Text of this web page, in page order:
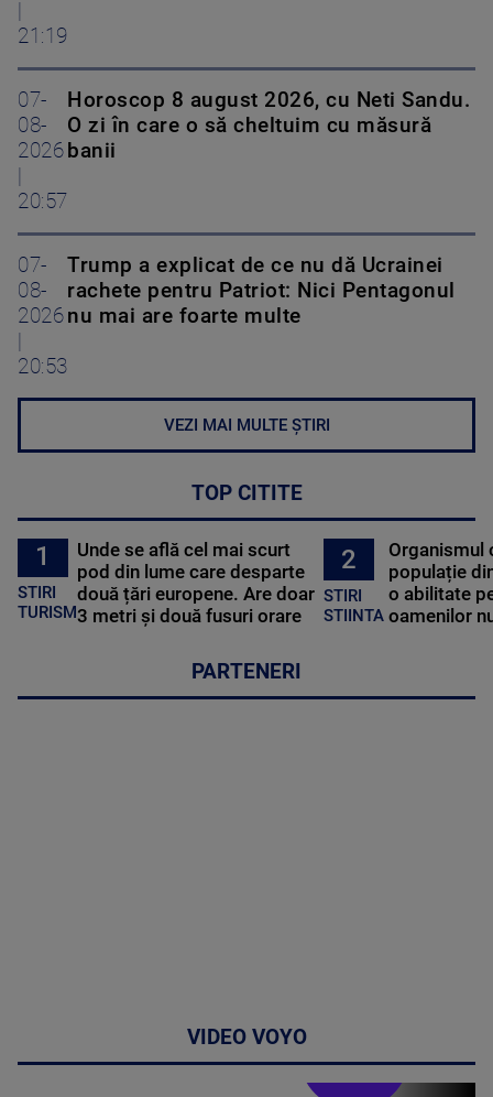
21:19
07-
08-
2026
20:57
Horoscop 8 august 2026, cu Neti Sandu.
O zi în care o să cheltuim cu măsură
banii
07-
08-
2026
20:53
Trump a explicat de ce nu dă Ucrainei
rachete pentru Patriot: Nici Pentagonul
nu mai are foarte multe
VEZI MAI MULTE ȘTIRI
TOP CITITE
1
STIRI
TURISM
Unde se află cel mai scurt
pod din lume care desparte
două țări europene. Are doar
3 metri și două fusuri orare
2
STIRI
STIINTA
Organismul
populație
o abilitate
oamenilor
PARTENERI
VIDEO VOYO